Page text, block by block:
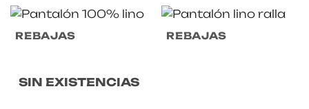
75,00 €.52,50 €. 65,00 €. 52,00 €.
REBAJAS
SIN EXISTENCIAS
REBAJAS